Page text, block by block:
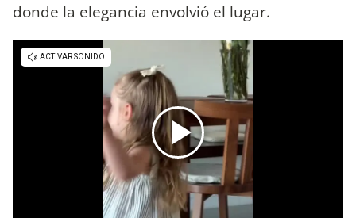
donde la elegancia envolvió el lugar.